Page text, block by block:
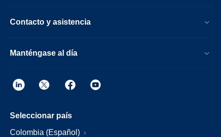
Contacto y asistencia
Manténgase al día
Seleccionar país
Colombia (Español)